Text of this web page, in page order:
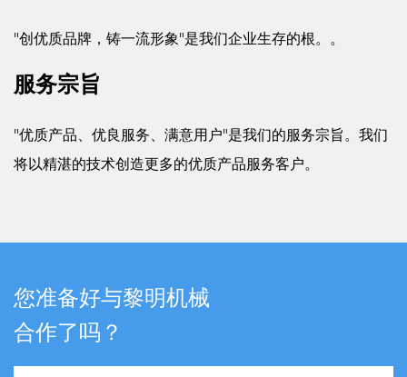
产品立足于中高端和高端市场。产品符合标准，主
美、东南亚等地。
运输
"创优质品牌，铸一流形象"是我们企业生存的根。。
服务宗旨
"优质产品、优良服务、满意用户"是我们的服务宗旨。我们
将以精湛的技术创造更多的优质产品服务客户。
您准备好与黎明机械
合作了吗？